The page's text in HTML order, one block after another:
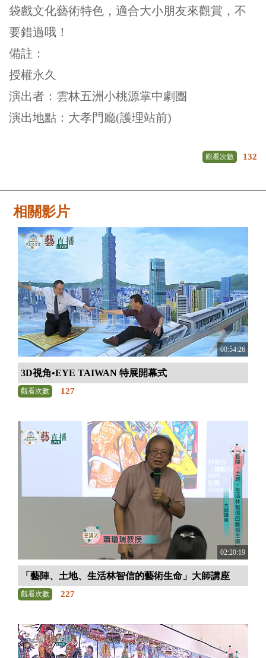
袋戲文化藝術特色，適合大小朋友來觀賞，不
要錯過哦！
備註：
授權永久
演出者：雲林五洲小桃源掌中劇團
演出地點：大孝門廳(護理站前)
觀看次數 132
相關影片
00:54:26
3D視角•EYE TAIWAN 特展開幕式
觀看次數 127
02:20:19
「藝陣、土地、生活林智信的藝術生命」大師講座
觀看次數 227